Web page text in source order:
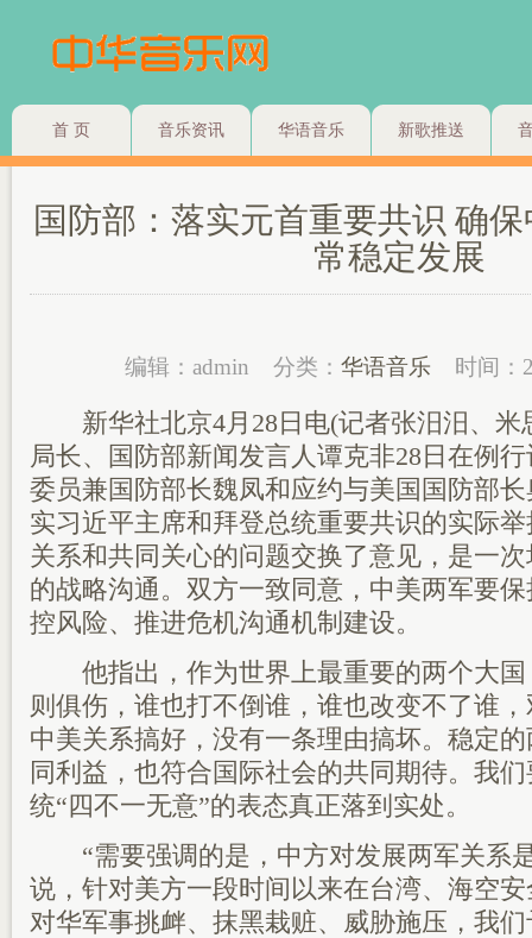
首 页 音乐资讯 华语音乐 新歌推送
国防部：落实元首重要共识 确
常稳定发展
编辑：admin 分类： 华语音乐 时间：
新华社北京4月28日电(记者张汨汨、米
局长、国防部新闻发言人谭克非28日在例
委员兼国防部长魏凤和应约与美国国防部
实习近平主席和拜登总统重要共识的实际
关系和共同关心的问题交换了意见，是一
的战略沟通。双方一致同意，中美两军要
控风险、推进危机沟通机制建设。
他指出，作为世界上最重要的两个大国
则俱伤，谁也打不倒谁，谁也改变不了谁
中美关系搞好，没有一条理由搞坏。稳定
同利益，也符合国际社会的共同期待。我
统“四不一无意”的表态真正落到实处。
“需要强调的是，中方对发展两军关系
说，针对美方一段时间以来在台湾、海空
对华军事挑衅、抹黑栽赃、威胁施压，我